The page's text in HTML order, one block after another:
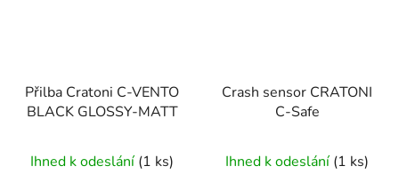
Přilba Cratoni C-VENTO
BLACK GLOSSY-MATT
Ihned k odeslání (1 ks)
Crash sensor CRATONI
C-Safe
Ihned k odeslání (1 ks)